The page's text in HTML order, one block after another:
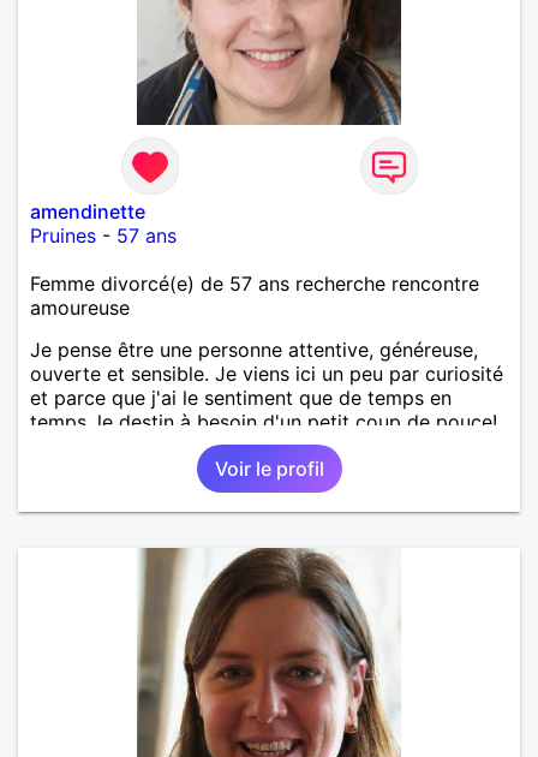
amendinette
Pruines - 57 ans
Femme divorcé(e) de 57 ans recherche rencontre
amoureuse
Je pense être une personne attentive, généreuse,
ouverte et sensible. Je viens ici un peu par curiosité
et parce que j'ai le sentiment que de temps en
temps, le destin à besoin d'un petit coup de pouce!
Voir le profil